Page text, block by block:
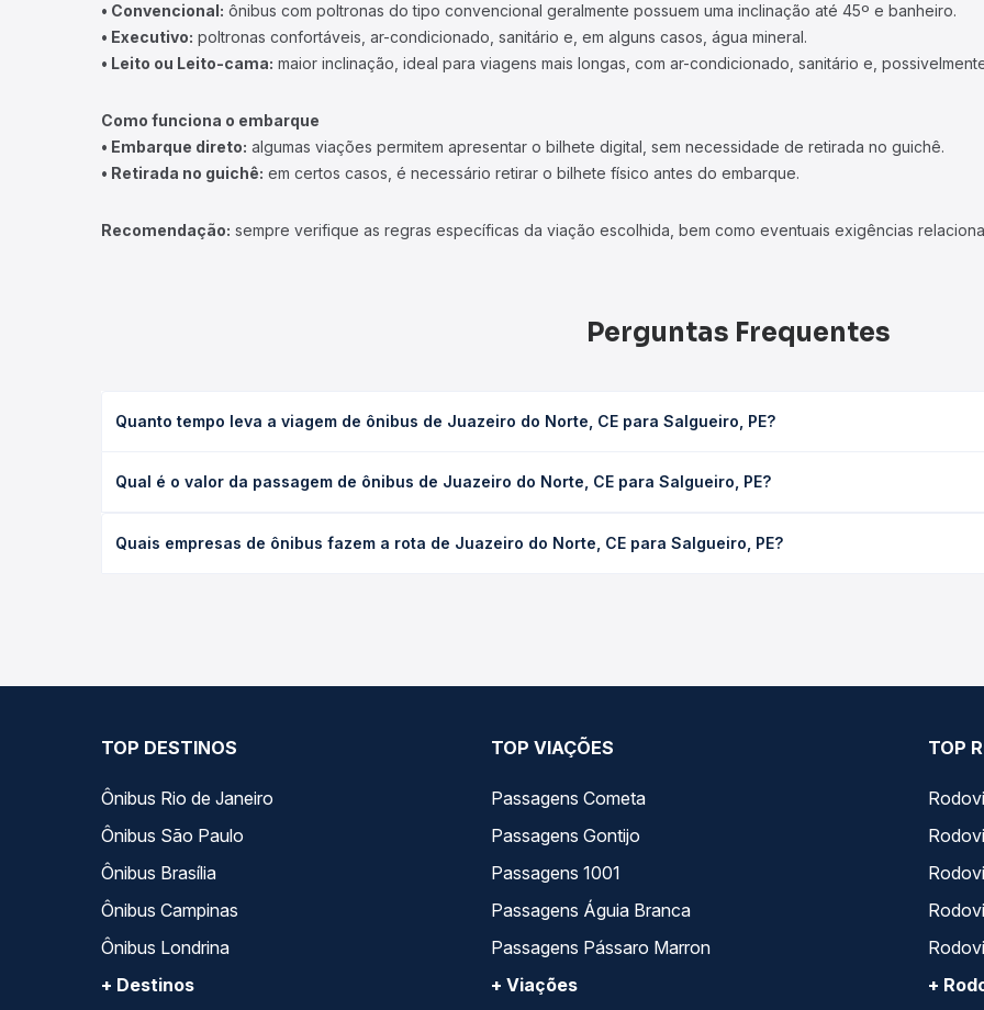
• Convencional: ônibus com poltronas do tipo convencional geralmente possuem uma inclinação até 45º e banheiro.
• Executivo: poltronas confortáveis, ar-condicionado, sanitário e, em alguns casos, água mineral.
• Leito ou Leito-cama: maior inclinação, ideal para viagens mais longas, com ar-condicionado, sanitário e,
Como funciona o embarque
• Embarque direto: algumas viações permitem apresentar o bilhete digital, sem necessidade de retirada no guichê.
• Retirada no guichê: em certos casos, é necessário retirar o bilhete físico antes do embarque.
Recomendação: sempre verifique as regras específicas da viação escolhida, bem como eventuais exigências
Perguntas Frequentes
Quanto tempo leva a viagem de ônibus de Juazeiro do Norte, CE para Salgueiro, PE?
ou leito) e as condições de tráfego. Na Quero Passagem você consulta os horários disponíveis e vê a duração exata
Qual é o valor da passagem de ônibus de Juazeiro do Norte, CE para Salgueiro, PE?
e a antecedência da compra. Na Quero Passagem você compara os preços de todas as viações em tempo real e
Quais empresas de ônibus fazem a rota de Juazeiro do Norte, CE para Salgueiro, PE?
TOP DESTINOS
Ônibus Rio de Janeiro
Ônibus São Paulo
Ônibus Brasília
Ônibus Campinas
Ônibus Londrina
+ Destinos
TOP VIAÇÕES
Passagens Cometa
Passagens Gontijo
Passagens 1001
Passagens Águia Branca
Passagens Pássaro Marron
+ Viações
TOP
+